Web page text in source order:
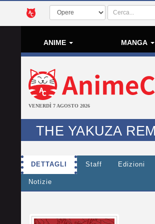
ANIME MANGA
VENERDÌ 7 AGOSTO 2026
THE YAKUZA
DETTAGLI Staff Edizioni
Notizie